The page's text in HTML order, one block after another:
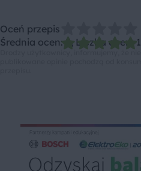
Oceń przepis
Średnia ocen: 5, Liczba ocen: 1